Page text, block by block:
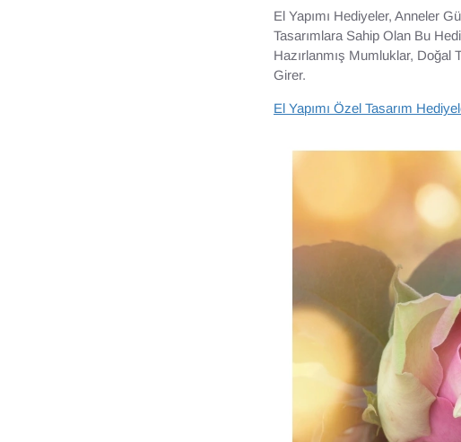
El Yapımı Hediyeler, Anneler
Tasarımlara Sahip Olan Bu
Hazırlanmış Mumluklar,
Girer.
El Yapımı Özel Tasarım